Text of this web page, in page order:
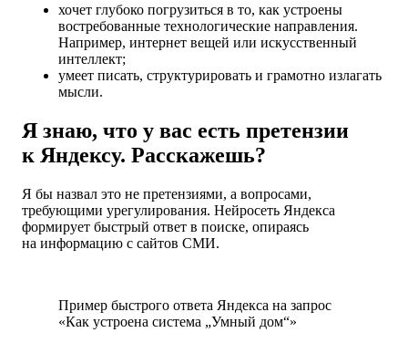
хочет глубоко погрузиться в то, как устроены
востребованные технологические направления.
Например, интернет вещей или искусственный
интеллект;
умеет писать, структурировать и грамотно излагать
мысли.
Я знаю, что у вас есть претензии
к Яндексу. Расскажешь?
Я бы назвал это не претензиями, а вопросами,
требующими урегулирования. Нейросеть Яндекса
формирует быстрый ответ в поиске, опираясь
на информацию с сайтов СМИ.
Пример быстрого ответа Яндекса на запрос
«Как устроена система „Умный дом“»